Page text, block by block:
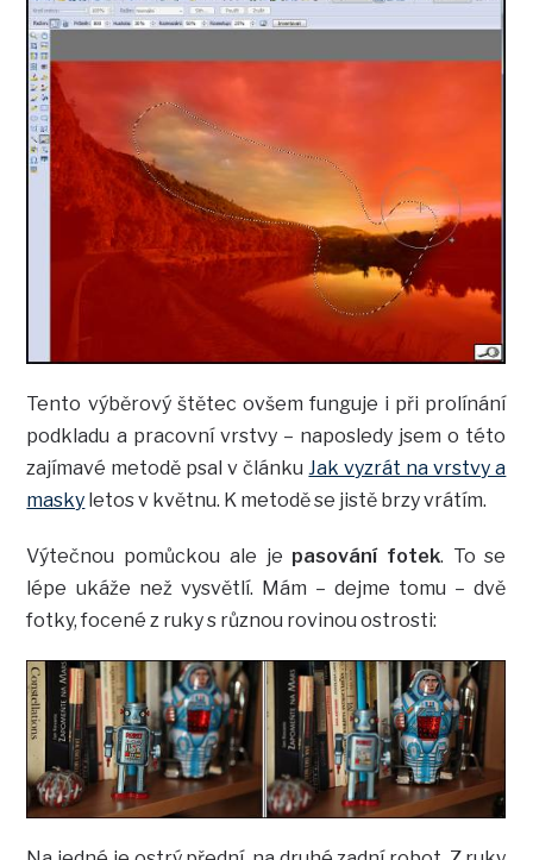
Tento výběrový štětec ovšem funguje i při prolínání
podkladu a pracovní vrstvy – naposledy jsem o této
zajímavé metodě psal v článku Jak vyzrát na vrstvy a
masky letos v květnu. K metodě se jistě brzy vrátím.
Výtečnou pomůckou ale je pasování fotek. To se
lépe ukáže než vysvětlí. Mám – dejme tomu – dvě
fotky, focené z ruky s různou rovinou ostrosti: